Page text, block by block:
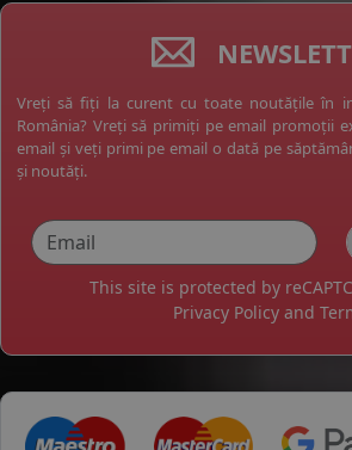
Vreți să fiți la curent cu toate noutățile în
România? Vreți să primiți pe email promoții
email și veți primi pe email o dată pe
și noutăți.
This site is protected by
Privacy Policy and